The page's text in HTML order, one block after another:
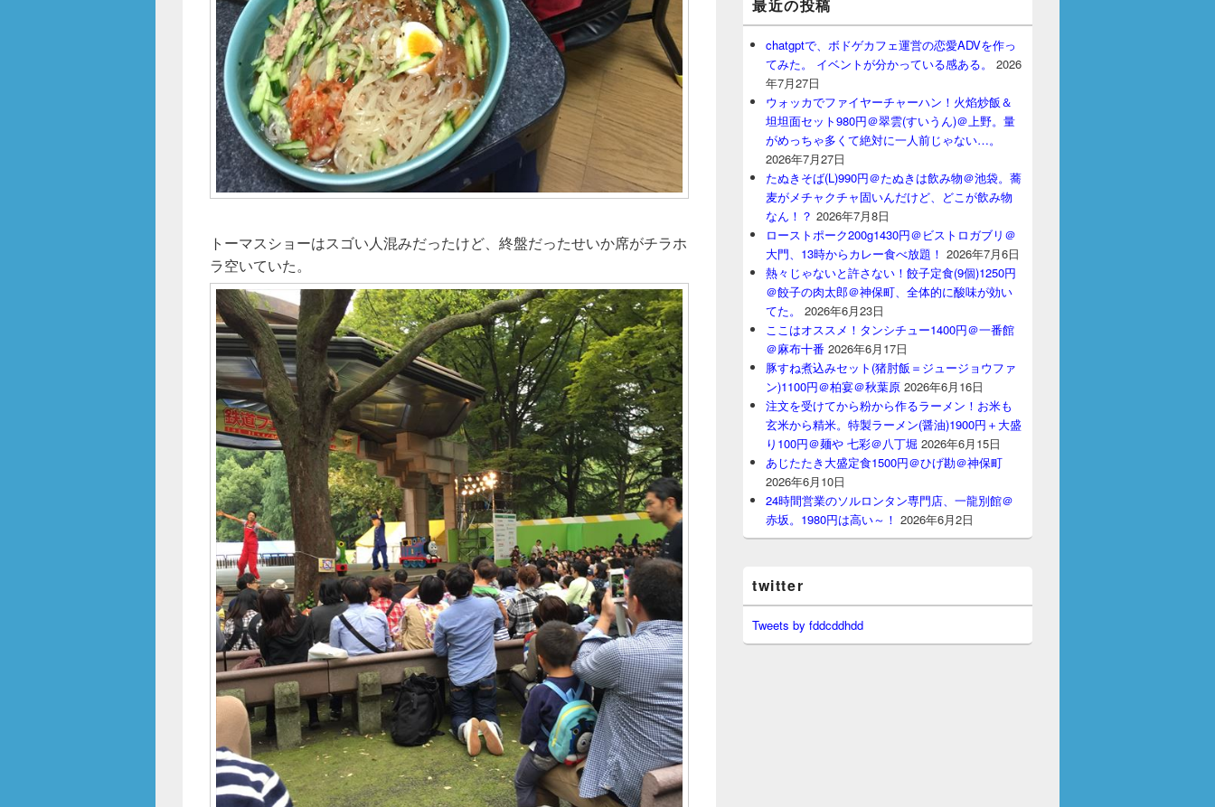
トーマスショーはスゴい人混みだったけど、終盤だったせいか席がチラホ
ラ空いていた。
最近の投稿
chatgptで、ボドゲカフェ運営の恋愛ADVを作っ
てみた。 イベントが分かっている感ある。
2026
年7月27日
ウォッカでファイヤーチャーハン！火焰炒飯＆
坦坦面セット980円＠翠雲(すいうん)＠上野。量
がめっちゃ多くて絶対に一人前じゃない…。
2026年7月27日
たぬきそば(L)990円＠たぬきは飲み物＠池袋。蕎
麦がメチャクチャ固いんだけど、どこが飲み物
なん！？ 2026年7月8日
ローストポーク200g1430円＠ビストロガブリ＠
大門、13時からカレー食べ放題！ 2026年7月6日
熱々じゃないと許さない！餃子定食(9個)1250円
＠餃子の肉太郎＠神保町、全体的に酸味が効い
てた。
2026年6月23日
ここはオススメ！タンシチュー1400円＠一番館
＠麻布十番 2026年6月17日
豚すね煮込みセット(猪肘飯＝ジュージョウファ
ン)1100円＠柏宴＠秋葉原 2026年6月16日
注文を受けてから粉から作るラーメン！お米も
玄米から精米。特製ラーメン(醤油)1900円＋大盛
り100円＠麺や 七彩＠八丁堀 2026年6月15日
あじたたき大盛定食1500円＠ひげ勘＠神保町
2026年6月10日
24時間営業のソルロンタン専門店、一龍別館＠
赤坂。1980円は高い～！ 2026年6月2日
twitter
Tweets by fddcddhdd